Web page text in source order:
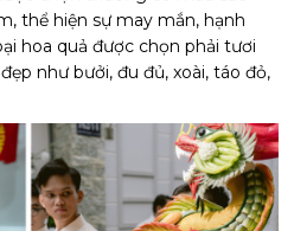
thể hiện sự may mắn, hạnh
hoa quả được chọn phải tươi
như bưởi, đu đủ, xoài, táo đỏ,